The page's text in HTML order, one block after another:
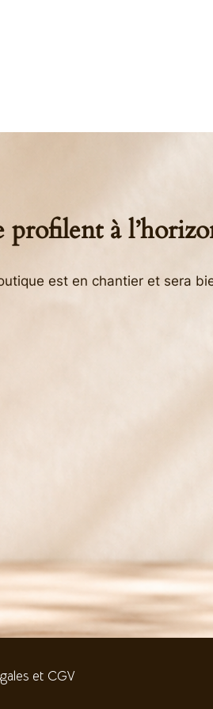
profilent à
est en chantier et sera
et CGV